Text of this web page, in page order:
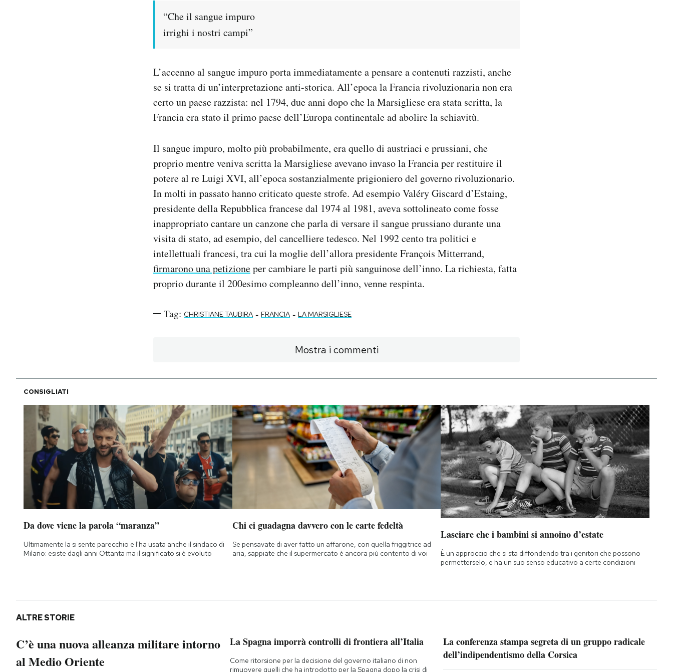
“Che il sangue impuro
irrighi i nostri campi”
L’accenno al sangue impuro porta immediatamente a pensare a contenuti razzisti, anche
se si tratta di un’interpretazione anti-storica. All’epoca la Francia rivoluzionaria non era
certo un paese razzista: nel 1794, due anni dopo che la Marsigliese era stata scritta, la
Francia era stato il primo paese dell’Europa continentale ad abolire la schiavitù.
Il sangue impuro, molto più probabilmente, era quello di austriaci e prussiani, che
proprio mentre veniva scritta la Marsigliese avevano invaso la Francia per restituire il
potere al re Luigi XVI, all’epoca sostanzialmente prigioniero del governo rivoluzionario.
In molti in passato hanno criticato queste strofe. Ad esempio Valéry Giscard d’Estaing,
presidente della Repubblica francese dal 1974 al 1981, aveva sottolineato come fosse
inappropriato cantare un canzone che parla di versare il sangue prussiano durante una
visita di stato, ad esempio, del cancelliere tedesco. Nel 1992 cento tra politici e
intellettuali francesi, tra cui la moglie dell’allora presidente François Mitterrand,
firmarono una petizioneper cambiare le parti più sanguinose dell’inno. La richiesta, fatta
proprio durante il 200esimo compleanno dell’inno, venne respinta.
Tag: CHRISTIANE TAUBIRA - FRANCIA - LA MARSIGLIESE
Mostra i commenti
CONSIGLIATI
Da dove viene la parola “maranza”
Ultimamente la si sente parecchio e l'ha usata anche il sindaco di
Milano: esiste dagli anni Ottanta ma il significato si è evoluto
Chi ci guadagna davvero con le carte fedeltà
Se pensavate di aver fatto un affarone, con quella friggitrice ad
aria, sappiate che il supermercato è ancora più contento di voi
Lasciare che i bambini si annoino d’estate
È un approccio che si sta diffondendo tra i genitori che possono
permetterselo, e ha un suo senso educativo a certe condizioni
ALTRE STORIE
C’è una nuova alleanza militare intorno
al Medio Oriente
La Spagna imporrà controlli di frontiera all’Italia
Come ritorsione per la decisione del governo italiano di non
rimuovere quelli che ha introdotto per la Spagna dopo la crisi di
La conferenza stampa segreta di un gruppo radicale
dell’indipendentismo della Corsica